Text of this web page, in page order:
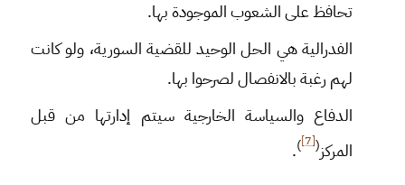
تحافظ على الشعوب الموجودة بها.
الفدرالية هي الحل الوحيد للقضية السورية، ولو كانت
لهم رغبة بالانفصال لصرحوا بها.
الدفاع والسياسة الخارجية سيتم إدارتها من قبل
المركز(
[7]
)
.